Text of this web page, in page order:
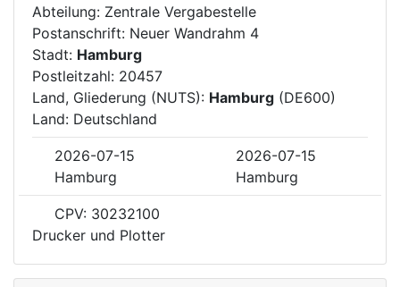
Abteilung: Zentrale Vergabestelle
Postanschrift: Neuer Wandrahm 4
Stadt: Hamburg
Postleitzahl: 20457
Land, Gliederung (NUTS): Hamburg (DE600)
Land: Deutschland
2026-07-15
2026-07-15
Hamburg
Hamburg
CPV: 30232100
Drucker und Plotter